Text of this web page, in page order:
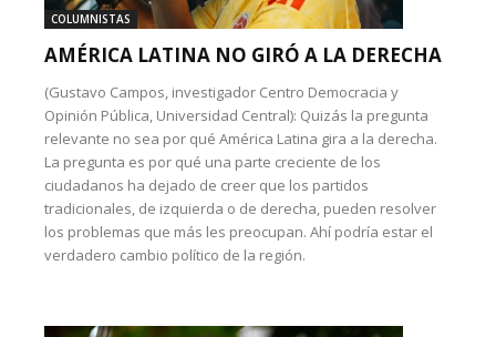
COLUMNISTAS
AMÉRICA LATINA NO GIRÓ A LA DERECHA
(Gustavo Campos, investigador Centro Democracia y
Opinión Pública, Universidad Central): Quizás la pregunta
relevante no sea por qué América Latina gira a la derecha.
La pregunta es por qué una parte creciente de los
ciudadanos ha dejado de creer que los partidos
tradicionales, de izquierda o de derecha, pueden resolver
los problemas que más les preocupan. Ahí podría estar el
verdadero cambio político de la región.